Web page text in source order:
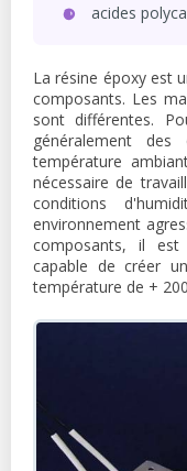
acides
La résine époxy est
composants. Les
sont différentes.
généralement
température
nécessaire de
conditions
environnement
composants, il
capable de créer
température de +